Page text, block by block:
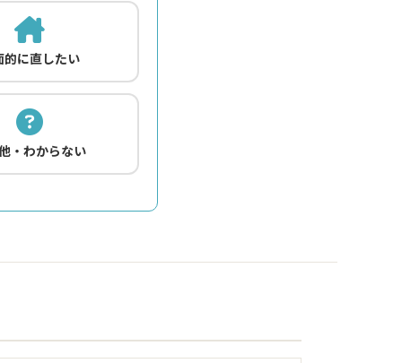
的に直したい
・わからない